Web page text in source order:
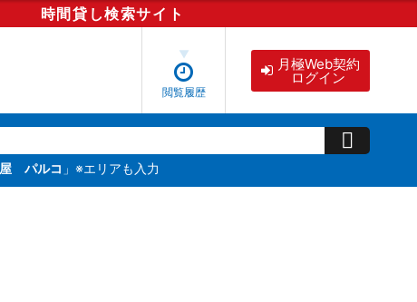
時間貸し検索サイト
閲覧履歴
月極Web契約
ログイン
パルコ 」※エリアも入力